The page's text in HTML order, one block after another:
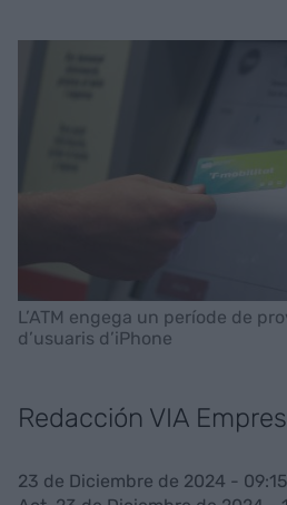
L’ATM engega un període de
d’usuaris d’iPhone
Redacción VIA
23 de Diciembre de 2024 - 09:15